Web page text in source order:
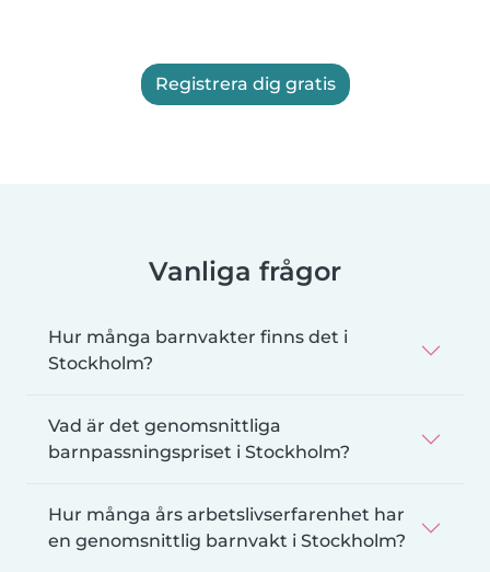
Registrera dig gratis
Vanliga frågor
Hur många barnvakter finns det i
Stockholm?
Vad är det genomsnittliga
barnpassningspriset i Stockholm?
Hur många års arbetslivserfarenhet har
en genomsnittlig barnvakt i Stockholm?